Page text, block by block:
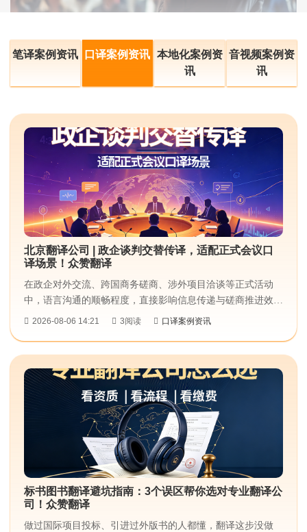
笔译案例资讯 口译案例资讯 本地化案例资
讯
音视频案例资
讯
北京翻译公司 | 政企谈判交替传译，适配正式会议口
译场景！众赞翻译
在政企对外交流、跨国商务磋商、涉外项目洽谈等正式活动
中，语言沟通的顺畅程度，直接影响信息传递与磋商推进效
果。交替传译作为正式会议广泛选用的口译形式，对译员专业
众赞翻译深耕政企场景口译服务，提供交替传译支持，适配各
类正式谈判、专题会议、外事座谈等活动需求。...
2026-08-06 14:21 3阅读 口译案例资讯
标书图书翻译避坑指南：3个误区帮你选对专业翻译公
司！众赞翻译
做过国际项目投标、引进过外版书的人都懂，翻译这步没做